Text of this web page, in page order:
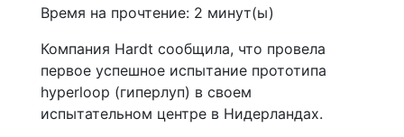
Время на прочтение: 2 минут(ы)
Компания Hardt сообщила, что провела
первое успешное испытание прототипа
hyperloop (гиперлуп) в своем
испытательном центре в Нидерландах.